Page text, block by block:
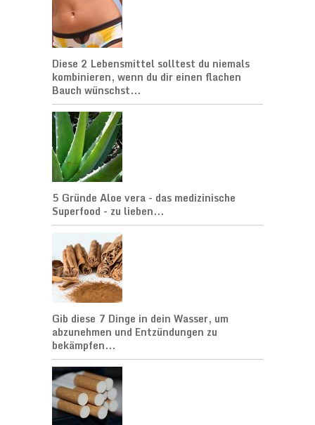
Diese 2 Lebensmittel solltest du niemals
kombinieren, wenn du dir einen flachen
Bauch wünschst...
5 Gründe Aloe vera - das medizinische
Superfood - zu lieben...
Gib diese 7 Dinge in dein Wasser, um
abzunehmen und Entzündungen zu
bekämpfen...